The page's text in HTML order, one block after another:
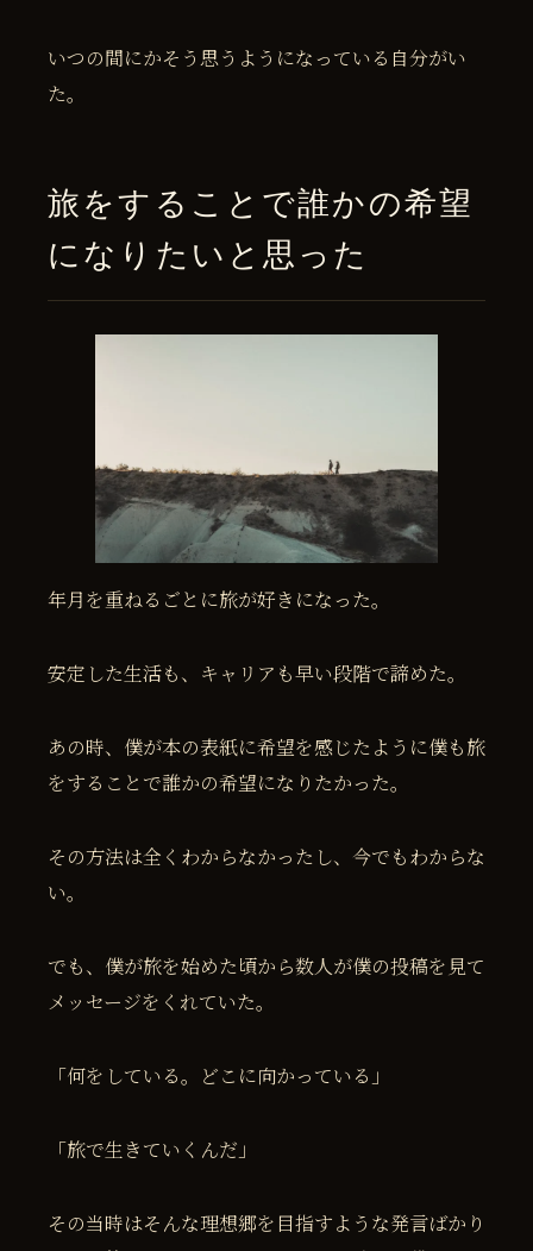
いつの間にかそう思うようになっている自分がい
た。
旅をすることで誰かの希望
になりたいと思った
年月を重ねるごとに旅が好きになった。
安定した生活も、キャリアも早い段階で諦めた。
あの時、僕が本の表紙に希望を感じたように僕も旅
をすることで誰かの希望になりたかった。
その方法は全くわからなかったし、今でもわからな
い。
でも、僕が旅を始めた頃から数人が僕の投稿を見て
メッセージをくれていた。
「何をしている。どこに向かっている」
「旅で生きていくんだ」
その当時はそんな理想郷を目指すような発言ばかり